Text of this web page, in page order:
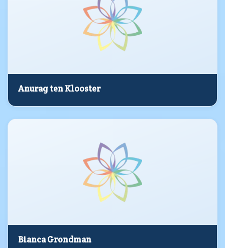
Anurag ten Klooster
Bianca Grondman